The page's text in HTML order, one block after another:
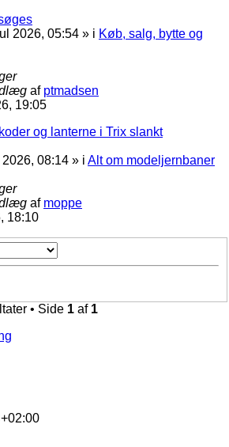
2026, 05:54 » i Køb, salg, bytte og
af ptmadsen
19:05
og lanterne i Trix slankt
08:14 » i Alt om modeljernbaner
af moppe
18:10
• Side 1 af 1